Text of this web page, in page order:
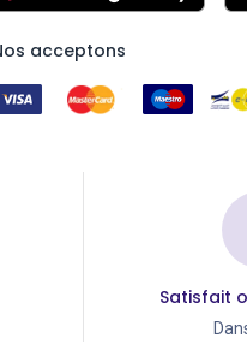
acceptons
Satisfait